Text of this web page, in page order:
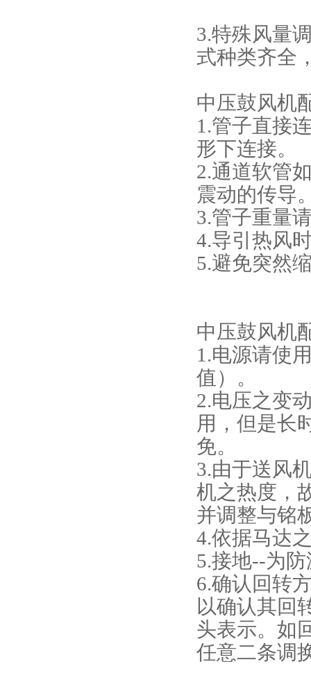
3.特殊风量
式种类齐全
中压鼓风机
1.管子直接
形下连接。
2.通道软管
震动的传导
3.管子重量
4.导引热风
5.避免突然
中压鼓风机
1.电源请使
值）。
2.电压之变
用，但是长
免。
3.由于送风
机之热度，
并调整与铭
4.依据马达
5.接地--为
6.确认回转
以确认其回
头表示。如
任意二条调